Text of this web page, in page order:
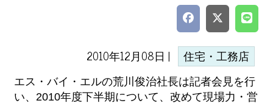
2010年12月08日 | 住宅・工務店
エス・バイ・エルの荒川俊治社長は記者会見を行
い、2010年度下半期について、改めて現場力・営